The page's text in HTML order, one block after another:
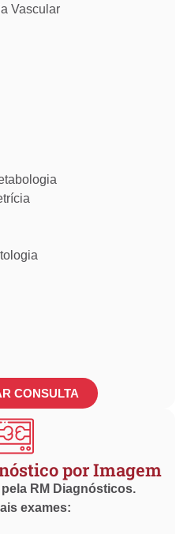
Vascular
CONSULTA
por Imagem
RM Diagnósticos.
exames: